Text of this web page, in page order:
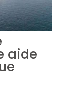
aide